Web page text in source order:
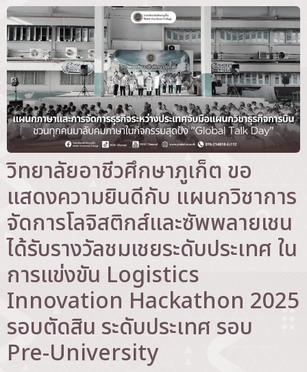
วิทยาลัยอาชีวศึกษาภูเก็ต ขอ
แสดงความยินดีกับ แผนกวิชาการ
จัดการโลจิสติกส์และซัพพลายเชน
ได้รับรางวัลชมเชยระดับประเทศ ใน
การแข่งขัน Logistics
Innovation Hackathon 2025
รอบตัดสิน ระดับประเทศ รอบ
Pre-University